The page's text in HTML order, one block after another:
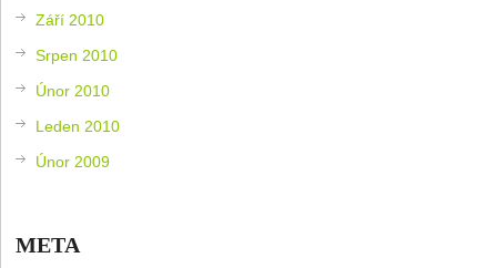
Září 2010
Srpen 2010
Únor 2010
Leden 2010
Únor 2009
META